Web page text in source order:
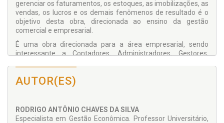
gerenciar os faturamentos, os estoques, as imobilizações, as
vendas, os lucros e os demais fenômenos de resultado é o
objetivo desta obra, direcionada ao ensino da gestão
comercial e empresarial.
É uma obra direcionada para a área empresarial, sendo
interessante a Contadores, Administradores, Gestores,
AUTOR(ES)
RODRIGO ANTÔNIO CHAVES DA SILVA
Especialista em Gestão Econômica. Professor Universitário,